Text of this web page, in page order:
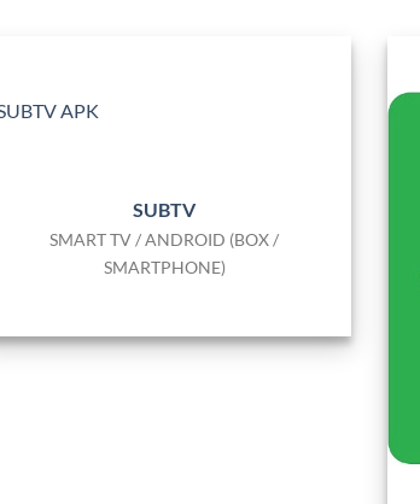
SUBTV
SMART TV / ANDROID (BOX /
SMARTPHONE)